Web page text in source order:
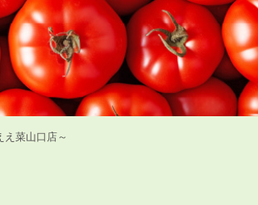
菜山口店～